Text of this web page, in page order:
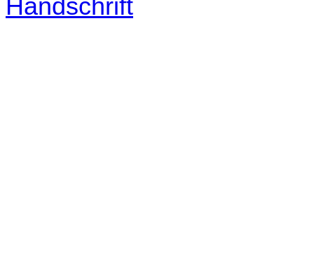
Handschrift